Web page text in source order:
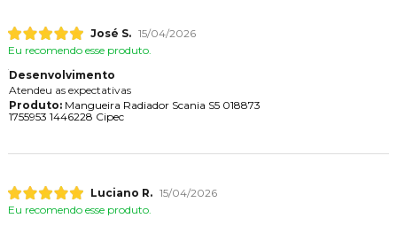
José S. 15/04/2026
Eu recomendo esse produto.
Desenvolvimento
Atendeu as expectativas
Produto:Mangueira Radiador Scania S5 018873
1755953 1446228 Cipec
Luciano R. 15/04/2026
Eu recomendo esse produto.